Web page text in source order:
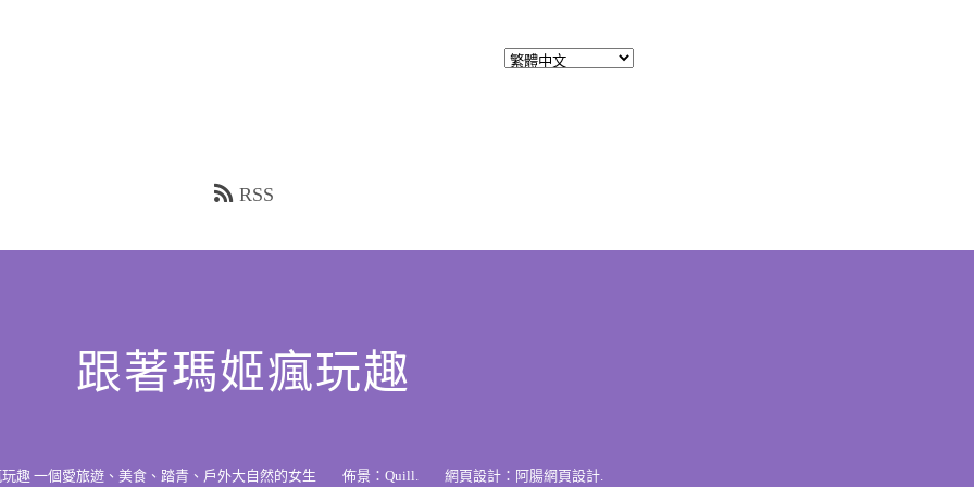
RSS
跟著瑪姬瘋玩趣
趣 一個愛旅遊、美食、踏青、戶外大自然的女生 佈景： Quill. 網頁設計： 阿腸網頁設計.